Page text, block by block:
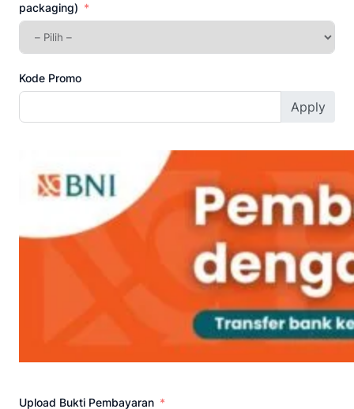
packaging)
Kode Promo
Apply
Upload Bukti Pembayaran